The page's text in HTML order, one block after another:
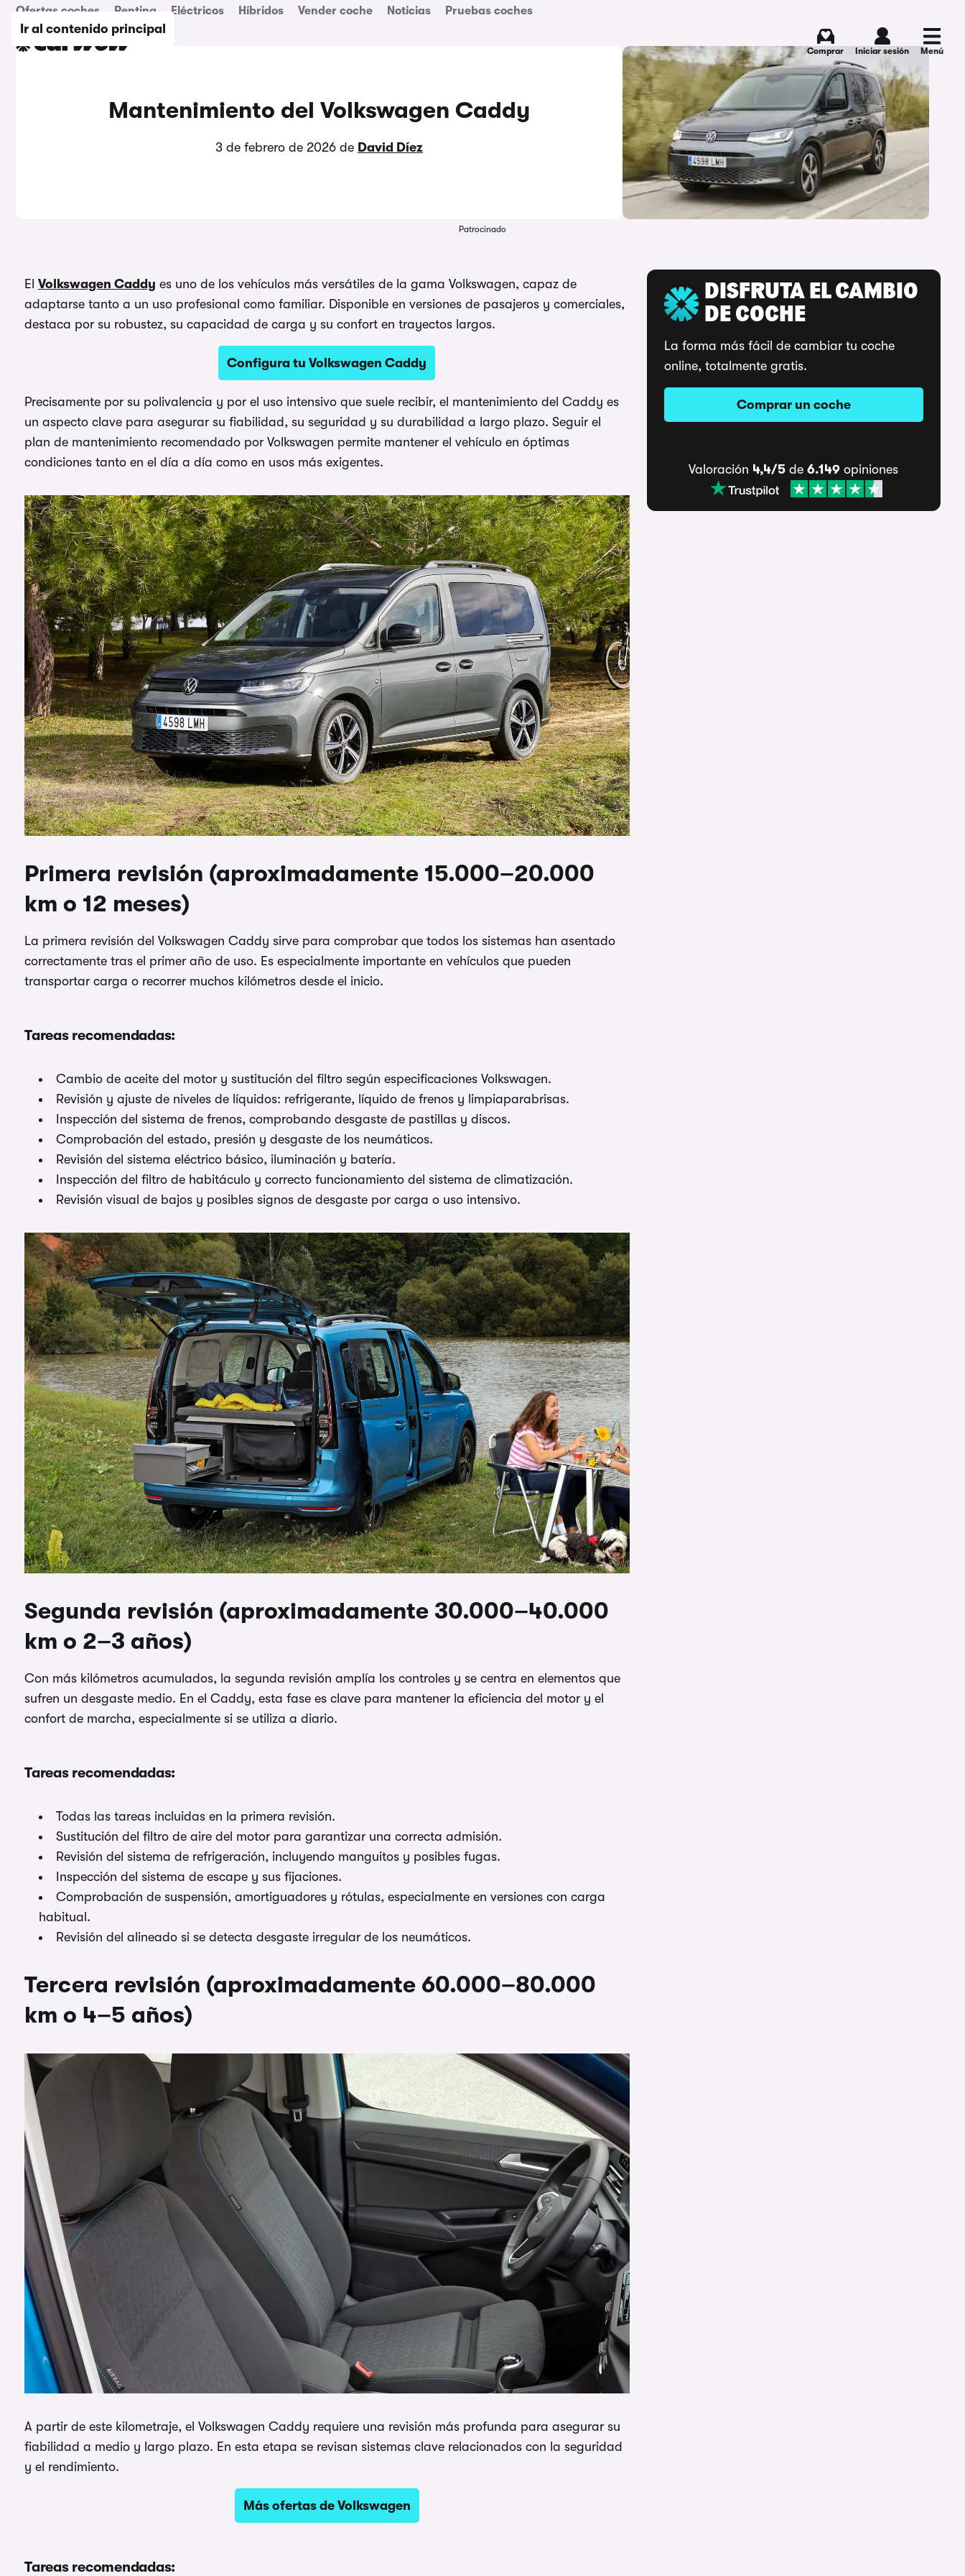
Ir al contenido principal
Ofertas coches Renting Eléctricos Híbridos Vender coche Noticias Pruebas coches
Comprar Iniciar sesión Menú
Mantenimiento del Volkswagen Caddy
3 de febrero de 2026 de David Díez
Patrocinado
El Volkswagen Caddy es uno de los vehículos más versátiles de la gama Volkswagen, capaz de
adaptarse tanto a un uso profesional como familiar. Disponible en versiones de pasajeros y comerciales,
destaca por su robustez, su capacidad de carga y su confort en trayectos largos.
Configura tu Volkswagen Caddy
Precisamente por su polivalencia y por el uso intensivo que suele recibir, el mantenimiento del Caddy es
un aspecto clave para asegurar su fiabilidad, su seguridad y su durabilidad a largo plazo. Seguir el
plan de mantenimiento recomendado por Volkswagen permite mantener el vehículo en óptimas
condiciones tanto en el día a día como en usos más exigentes.
Primera revisión (aproximadamente 15.000–20.000
km o 12 meses)
La primera revisión del Volkswagen Caddy sirve para comprobar que todos los sistemas han asentado
correctamente tras el primer año de uso. Es especialmente importante en vehículos que pueden
transportar carga o recorrer muchos kilómetros desde el inicio.
Tareas recomendadas:
Cambio de aceite del motor y sustitución del filtro según especificaciones Volkswagen.
Revisión y ajuste de niveles de líquidos: refrigerante, líquido de frenos y limpiaparabrisas.
Inspección del sistema de frenos, comprobando desgaste de pastillas y discos.
Comprobación del estado, presión y desgaste de los neumáticos.
Revisión del sistema eléctrico básico, iluminación y batería.
Inspección del filtro de habitáculo y correcto funcionamiento del sistema de climatización.
Revisión visual de bajos y posibles signos de desgaste por carga o uso intensivo.
Segunda revisión (aproximadamente 30.000–40.000
km o 2–3 años)
Con más kilómetros acumulados, la segunda revisión amplía los controles y se centra en elementos que
sufren un desgaste medio. En el Caddy, esta fase es clave para mantener la eficiencia del motor y el
confort de marcha, especialmente si se utiliza a diario.
Tareas recomendadas:
Todas las tareas incluidas en la primera revisión.
Sustitución del filtro de aire del motor para garantizar una correcta admisión.
Revisión del sistema de refrigeración, incluyendo manguitos y posibles fugas.
Inspección del sistema de escape y sus fijaciones.
Comprobación de suspensión, amortiguadores y rótulas, especialmente en versiones con carga
habitual.
Revisión del alineado si se detecta desgaste irregular de los neumáticos.
Tercera revisión (aproximadamente 60.000–80.000
km o 4–5 años)
A partir de este kilometraje, el Volkswagen Caddy requiere una revisión más profunda para asegurar su
fiabilidad a medio y largo plazo. En esta etapa se revisan sistemas clave relacionados con la seguridad
y el rendimiento.
Más ofertas de Volkswagen
Tareas recomendadas:
DISFRUTA EL CAMBIO
DE COCHE
La forma más fácil de cambiar tu coche
online, totalmente gratis.
Comprar un coche
Valoración 4,4/5 de6.149 opiniones